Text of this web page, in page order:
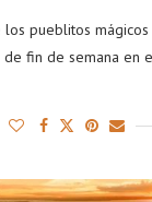
los pueblitos
fin de semana en